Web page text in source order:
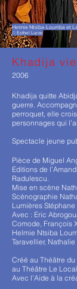
Helmie Ntsiba-Loumba et
© Esthel Lucas
Khadija
2006
Khadija quitte
guerre.
perroquet, elle
personnages qui
Spectacle jeune
Pièce de Miguel
Editions de
Radulescu.
Mise en scène
Scénographie
Lumières
Avec : Eric
Comode, François
Helmie Ntsiba
Taravellier,
Créé au Théâtre
au Théâtre Le
Avec l’Aide à la